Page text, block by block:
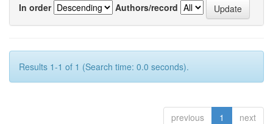
In order
Authors/record
Results 1-1 of 1 (Search time: 0.0 seconds).
previous 1 next